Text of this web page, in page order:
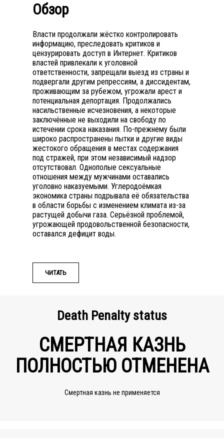
Обзор
Власти продолжали жёстко контролировать
информацию, преследовать критиков и
цензурировать доступ в Интернет. Критиков
властей привлекали к уголовной
ответственности, запрещали выезд из страны и
подвергали другим репрессиям, а диссидентам,
проживающим за рубежом, угрожали арест и
потенциальная депортация. Продолжались
насильственные исчезновения, а некоторые
заключённые не выходили на свободу по
истечении срока наказания. По-прежнему были
широко распространены пытки и другие виды
жестокого обращения в местах содержания
под стражей, при этом независимый надзор
отсутствовал. Однополые сексуальные
отношения между мужчинами оставались
уголовно наказуемыми. Углеродоёмкая
экономика страны подрывала её обязательства
в области борьбы с изменением климата из-за
растущей добычи газа. Серьёзной проблемой,
угрожающей продовольственной безопасности,
оставался дефицит воды.
ЧИТАТЬ
Death Penalty status
СМЕРТНАЯ КАЗНЬ
ПОЛНОСТЬЮ ОТМЕНЕНА
Смертная казнь не применяется